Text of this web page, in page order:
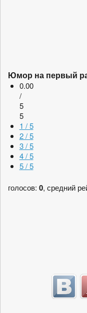
Юмор на первый
0.00
/
5
5
1 / 5
2 / 5
3 / 5
4 / 5
5 / 5
голосов: 0, средний